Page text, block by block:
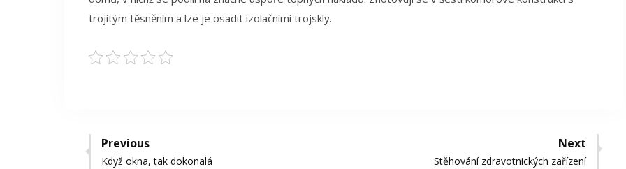
trojitým těsněním a lze je osadit izolačními trojskly.
Navigace
Previous
Previous
Když okna, tak dokonalá
Next
Next
Stěhování zdravotnických zařízení